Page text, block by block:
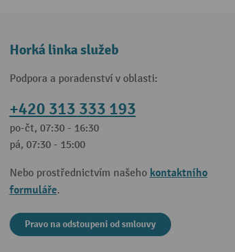
Horká linka služeb
Podpora a poradenství v oblasti:
+420 313 333 193
po-čt, 07:30 - 16:30
pá, 07:30 - 15:00
Nebo prostřednictvím našeho kontaktního
formuláře.
Pravo na odstoupeni od smlouvy